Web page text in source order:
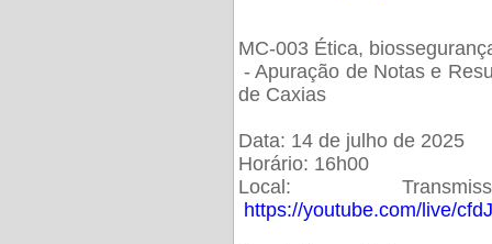
MC-003 Ética,
- Apuração de Notas e
de Caxias
Data: 14 de julho de 2025
Horário: 16h00
Local:
https://youtube.com/live/